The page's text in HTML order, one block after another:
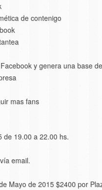
de contenigo
y genera una base
mas fans
de 19.00 a 22.00 hs.
email.
Mayo de 2015 $2400 por